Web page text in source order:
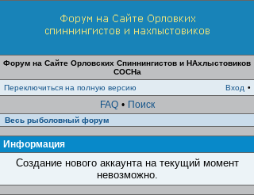
Форум на Сайте Орловских Спиннингистов и НАхлыстовиков
СОСНа
Переключиться на полную версию
Вход •
FAQ • Поиск
Весь рыболовный форум
Информация
Создание нового аккаунта на текущий момент
невозможно.